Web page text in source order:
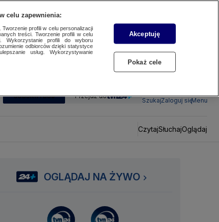
SUBSKRYBUJ Przejdź do
SzukajZaloguj sięMenu
CzytajSłuchajOglądaj
OGLĄDAJ NA ŻYWO
celu zapewnienia:
profili w celu personalizacji
treści. Tworzenie profili w celu
Wykorzystanie profili do wyboru
odbiorców dzięki statystyce
usług. Wykorzystywanie
Akceptuję
Pokaż cele